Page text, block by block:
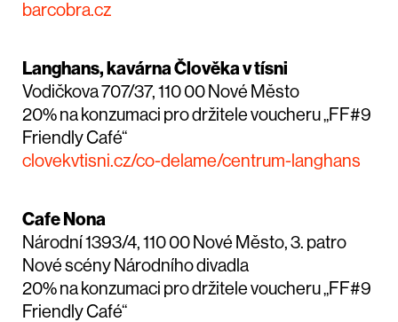
barcobra.cz
Langhans, kavárna Člověka v tísni
Vodičkova 707/37, 110 00 Nové Město
20% na konzumaci pro držitele voucheru „FF#9
Friendly Café“
clovekvtisni.cz/co-delame/centrum-langhans
Cafe Nona
Národní 1393/4, 110 00 Nové Město, 3. patro
Nové scény Národního divadla
20% na konzumaci pro držitele voucheru „FF#9
Friendly Café“